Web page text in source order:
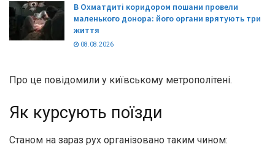
В Охматдиті коридором пошани провели
маленького донора: його органи врятують три
життя
08.08.2026
Про це повідомили у київському метрополітені.
Як курсують поїзди
Станом на зараз рух організовано таким чином: